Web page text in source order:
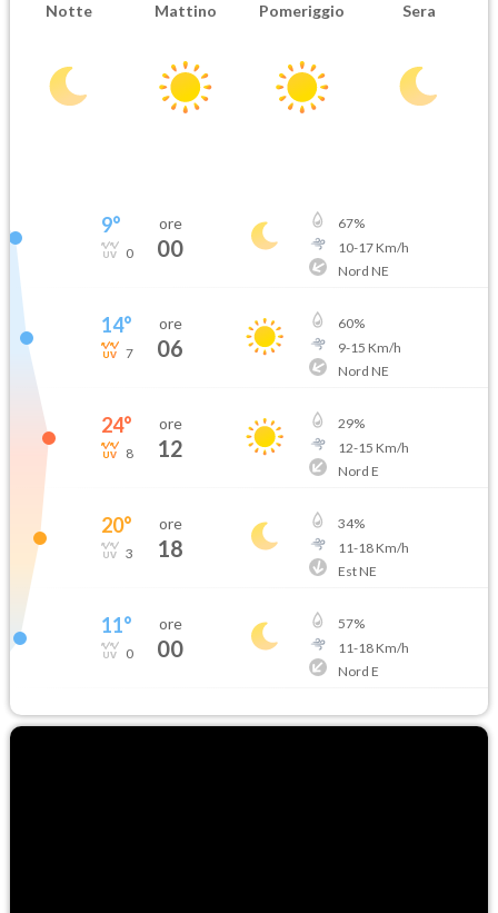
Notte Mattino Pomeriggio Sera
9°
0
ore
00
67%
10-17Km/h
Nord NE
14°
7
ore
06
60%
9-15 Km/h
Nord NE
24°
8
ore
12
29%
12-15 Km/h
Nord E
20°
3
ore
18
34%
11-18Km/h
Est NE
11°
0
ore
00
57%
11-18Km/h
Nord E